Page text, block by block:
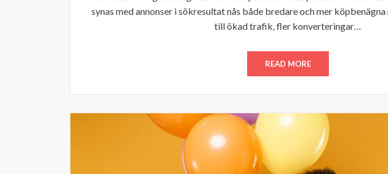
synas med annonser i sökresultat nås både bredare och mer
till ökad trafik, fler konverteringar…
READ MORE